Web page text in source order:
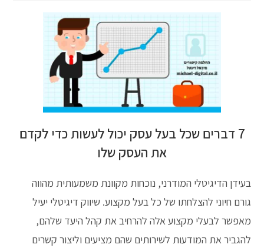
7 דברים שכל בעל עסק יכול לעשות כדי לקדם
את העסק שלו
בעידן הדיגיטלי המודרני, נוכחות מקוונת משמעותית מהווה
גורם חיוני להצלחתו של כל בעל מקצוע. שיווק דיגיטלי יעיל
מאפשר לבעלי מקצוע אלה להרחיב את קהל היעד שלהם,
להגביר את המודעות לשירותים שהם מציעים וליצור קשרים